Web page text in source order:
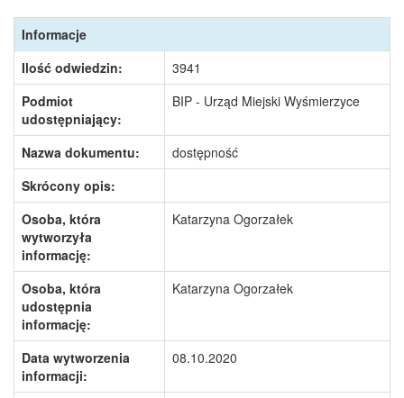
Informacje
Ilość odwiedzin:
3941
Podmiot
udostępniający:
BIP - Urząd Miejski Wyśmierzyce
Nazwa dokumentu:
dostępność
Skrócony opis:
Osoba, która
wytworzyła
informację:
Katarzyna Ogorzałek
Osoba, która
udostępnia
informację:
Katarzyna Ogorzałek
Data wytworzenia
informacji:
08.10.2020